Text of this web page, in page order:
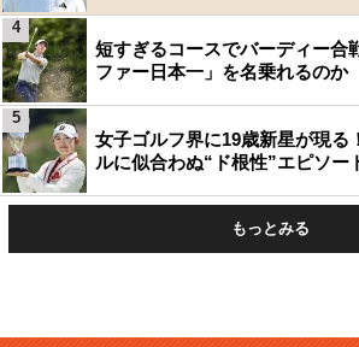
短すぎるコースでバーディー
ファー日本一」を名乗れるのか
4
女子ゴルフ界に19歳新星が現る
ルに似合わぬ“ド根性”エピソー
5
もっとみる